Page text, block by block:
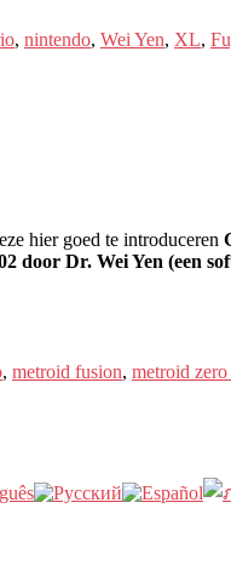
, nintendo, Wei Yen, XL,
hier goed te introduceren
door Dr. Wei Yen (een
, metroid fusion, metroid zero